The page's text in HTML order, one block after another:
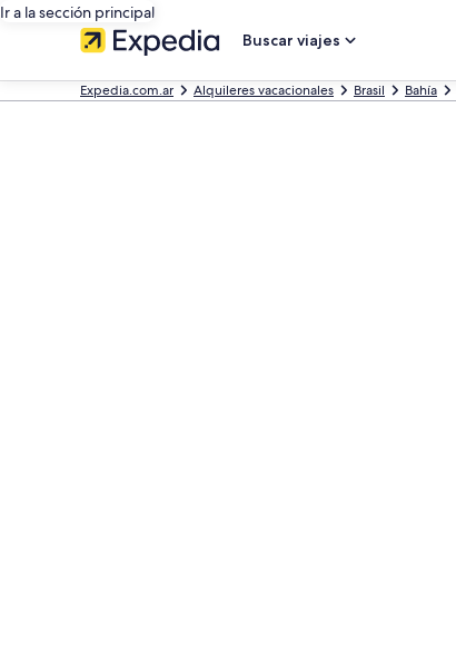
Ir a la sección principal
Buscar viajes
Expedia.com.ar Alquileres vacacionales Brasil Bahía